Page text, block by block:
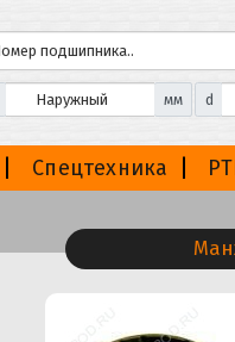
мм d
Спецтехника